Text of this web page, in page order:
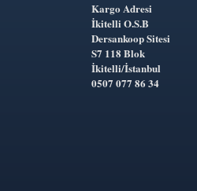
Kargo Adresi
İkitelli O.S.B
Dersankoop Sitesi
S7 118 Blok
İkitelli/İstanbul
0507 077 86 34